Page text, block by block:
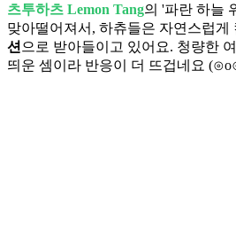
츠투하츠 Lemon Tang의 '파란 하늘
맞아떨어져서, 하츄들은 자연스럽게
션 으로 받아들이고 있어요. 청량한
띄운 셈이라 반응이 더 뜨겁네요